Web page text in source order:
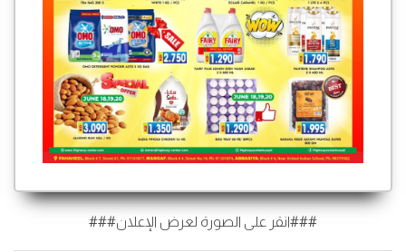
###انقر على الصورة لعرض الإعلان###